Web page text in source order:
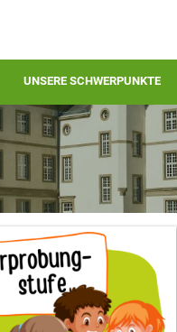
UNSERE SCHWERPUNKTE